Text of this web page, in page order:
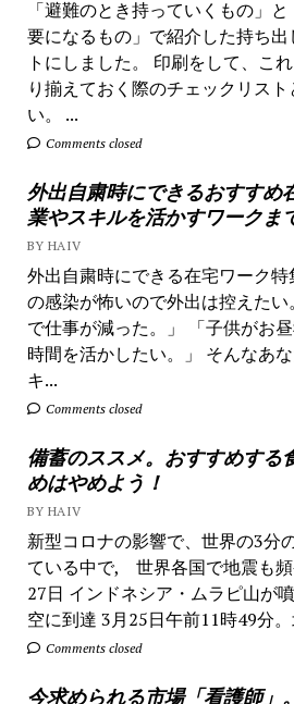
「避難のとき持っていくもの」
要になるもの」で紹介した持ち
トにしました。 印刷をして、こ
り揃えておく際のチェックリス
い。 ...
Comments closed
外出自粛時にできるおすすめ
業やスキルを活かすワークま
BY HAIV
外出自粛時にできる在宅ワーク
の感染が怖いので外出は控えた
で仕事が減った。」 「子供がお
時間を活かしたい。」 そんなあ
キ...
Comments closed
備蓄のススメ。おすすめする
めはやめよう！
BY HAIV
新型コロナの影響で、世界の3分
ている中で, 世界各国で地震も頻
27日 インドネシア・ムラピ山が
空に到達 3月25日午前11時49分
Comments closed
今求められる市場「看護師」